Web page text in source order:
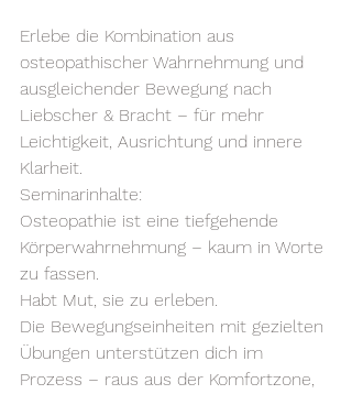
Erlebe die Kombination aus
osteopathischer Wahrnehmung und
ausgleichender Bewegung nach
Liebscher & Bracht – für mehr
Leichtigkeit, Ausrichtung und innere
Klarheit.
Seminarinhalte:
Osteopathie ist eine tiefgehende
Körperwahrnehmung – kaum in Worte
zu fassen.
Habt Mut, sie zu erleben.
Die Bewegungseinheiten mit gezielten
Übungen unterstützen dich im
Prozess – raus aus der Komfortzone,